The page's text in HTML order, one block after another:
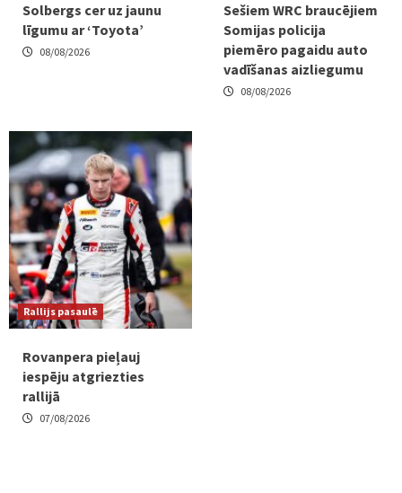
Solbergs cer uz jaunu
līgumu ar ‘Toyota’
08/08/2026
Sešiem WRC braucējiem
Somijas policija
piemēro pagaidu auto
vadīšanas aizliegumu
08/08/2026
Rallijs pasaulē
Rovanpera pieļauj
iespēju atgriezties
rallijā
07/08/2026